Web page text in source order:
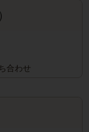
合わせ